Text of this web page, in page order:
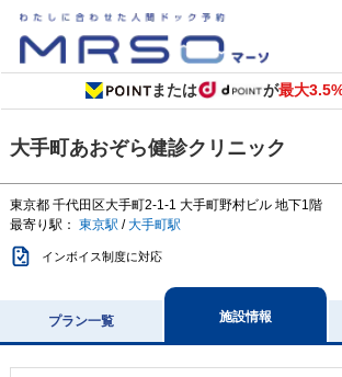
または が最大
大手町あおぞら健診クリニック
東京都 千代田区大手町2-1-1 大手町野村ビル 地下1階
最寄り駅： 東京駅 /大手町駅
インボイス制度に対応
プラン一覧 施設情報